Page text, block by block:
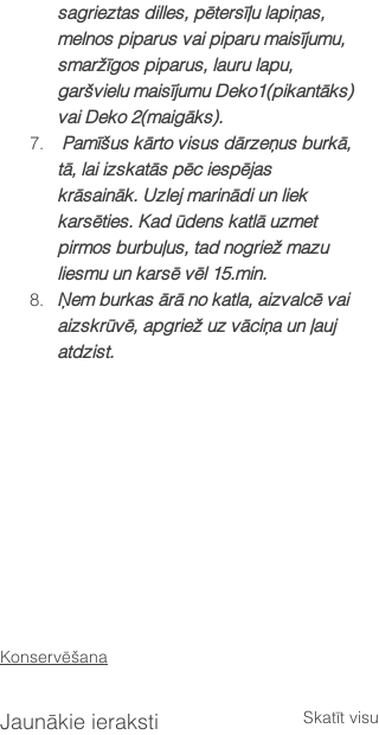
sagrieztas dilles, pētersīļu lapiņas,
melnos piparus vai piparu maisījumu,
smaržīgos piparus, lauru lapu,
garšvielu maisījumu Deko1(pikantāks)
vai Deko 2(maigāks).
Pamīšus kārto visus dārzeņus burkā,
tā, lai izskatās pēc iespējas
krāsaināk. Uzlej marinādi un liek
karsēties. Kad ūdens katlā uzmet
pirmos burbuļus, tad nogriež mazu
liesmu un karsē vēl 15.min.
Ņem burkas ārā no katla, aizvalcē vai
aizskrūvē, apgriež uz vāciņa un ļauj
atdzist.
Konservēšana
Jaunākie ieraksti Skatīt visu